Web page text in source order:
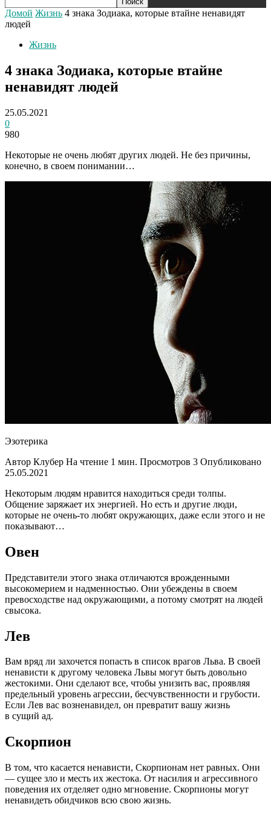
Домой Жизнь 4 знака Зодиака, которые втайне ненавидят
людей
Жизнь
4 знака Зодиака, которые втайне
ненавидят людей
25.05.2021
0
980
Некоторые не очень любят других людей. Не без причины,
конечно, в своем понимании…
Эзотерика
Автор Клубер На чтение 1 мин. Просмотров 3 Опубликовано
25.05.2021
Некоторым людям нравится находиться среди толпы.
Общение заряжает их энергией. Но есть и другие люди,
которые не очень-то любят окружающих, даже если этого и не
показывают…
Овен
Представители этого знака отличаются врожденными
высокомерием и надменностью. Они убеждены в своем
превосходстве над окружающими, а потому смотрят на людей
свысока.
Лев
Вам вряд ли захочется попасть в список врагов Льва. В своей
ненависти к другому человека Львы могут быть довольно
жестокими. Они сделают все, чтобы унизить вас, проявляя
предельный уровень агрессии, бесчувственности и грубости.
Если Лев вас возненавидел, он превратит вашу жизнь
в сущий ад.
Скорпион
В том, что касается ненависти, Скорпионам нет равных. Они
— сущее зло и месть их жестока. От насилия и агрессивного
поведения их отделяет одно мгновение. Скорпионы могут
ненавидеть обидчиков всю свою жизнь.